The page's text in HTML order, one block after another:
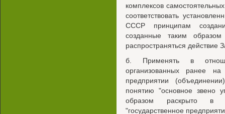
комплексов
соответствовать
СССР принципам
созданные таким образом
распространяться действие
б. Применять в
организованных ранее
предприятии
понятию "основное звено
образом раскрыто в
"государственное